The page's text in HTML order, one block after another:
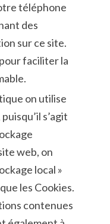
téléphone
des
sur ce site.
faciliter la
on utilise
s’agit
web, on
local »
les Cookies.
contenues